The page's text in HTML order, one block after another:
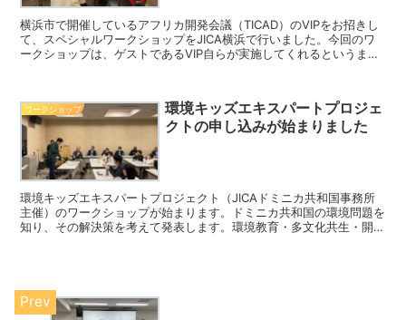
横浜市で開催しているアフリカ開発会議（TICAD）のVIPをお招きし
て、スペシャルワークショップをJICA横浜で行いました。今回のワ
ークショップは、ゲストであるVIP自らが実施してくれるというまさ
ワークショップ
環境キッズエキスパートプロジェ
クトの申し込みが始まりました
環境キッズエキスパートプロジェクト（JICAドミニカ共和国事務所
主催）のワークショップが始まります。ドミニカ共和国の環境問題を
知り、その解決策を考えて発表します。環境教育・多文化共生・開発